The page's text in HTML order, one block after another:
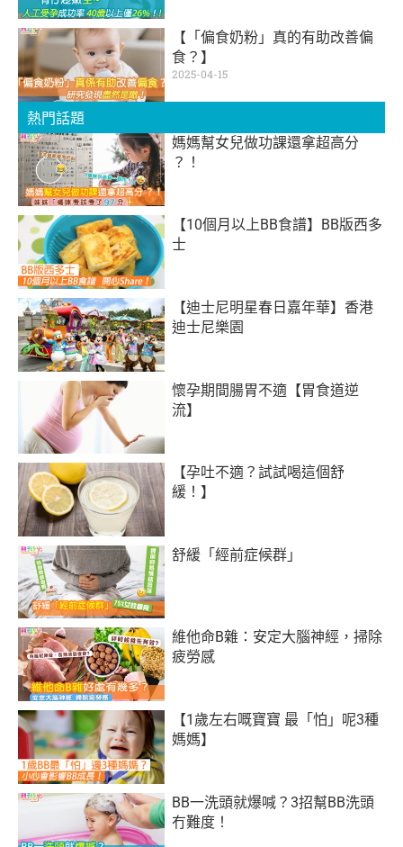
【「偏食奶粉」真的有助改善偏
食？】
2025-04-15
熱門話題
媽媽幫女兒做功課還拿超高分
？！
【10個月以上BB食譜】BB版西多
士
【迪士尼明星春日嘉年華】香港
迪士尼樂園
懷孕期間腸胃不適【胃食道逆
流】
【孕吐不適？試試喝這個舒
緩！】
舒緩「經前症候群」
維他命B雜：安定大腦神經，掃除
疲勞感
【1歲左右嘅寶寶 最「怕」呢3種
媽媽】
BB一洗頭就爆喊？3招幫BB洗頭
冇難度！